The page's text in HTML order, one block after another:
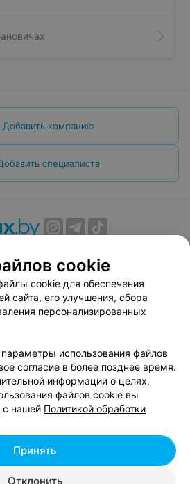
Добавить компанию
специалиста
договор
Способы оплаты
по использованию сервиса
«Афиша»
соглашение
вопросам сотрудничества
руководителю relax.by
настройки cookie
персональных данных
cookie
cookie для обеспечения
сайта, его улучшения, сбора
персонализированных
использования файлов
согласие в более позднее время.
информации о целях,
файлов cookie вы
с нашей Политикой обработки
Отклонить
Принять